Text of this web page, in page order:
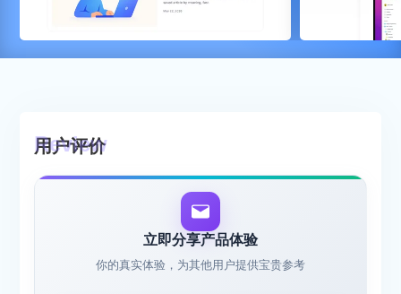
用户评价
立即分享产品体验
你的真实体验，为其他用户提供宝贵参考